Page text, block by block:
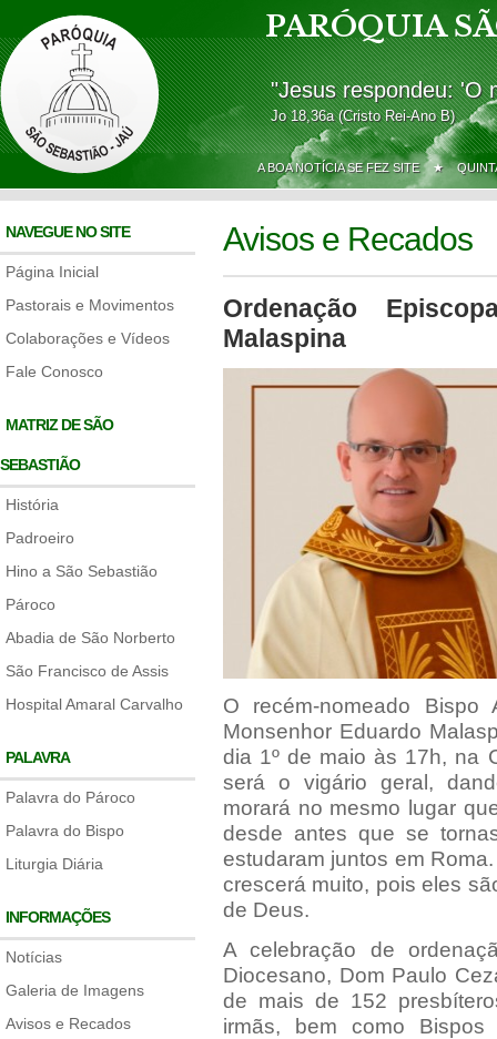
PARÓQUIA
"Jesus respondeu: 'O
Jo 18,36a (Cristo Rei-Ano B)
A BOA NOTÍCIA SE FEZ SITE ★
NAVEGUE NO SITE
Página Inicial
Pastorais e Movimentos
Colaborações e Vídeos
Fale Conosco
MATRIZ DE SÃO
SEBASTIÃO
História
Padroeiro
Hino a São Sebastião
Pároco
Abadia de São Norberto
São Francisco de Assis
Hospital Amaral Carvalho
PALAVRA
Palavra do Pároco
Palavra do Bispo
Liturgia Diária
INFORMAÇÕES
Notícias
Galeria de Imagens
Avisos e Recados
Avisos e Recados
Ordenação
Malaspina
O recém-nomeado
Monsenhor Eduardo
dia 1º de maio às 17h, na
será o vigário geral,
morará no mesmo lugar
desde antes que se
estudaram juntos em
crescerá muito, pois eles
de Deus.
A celebração de
Diocesano, Dom Paulo
de mais de 152
irmãs, bem como Bispos